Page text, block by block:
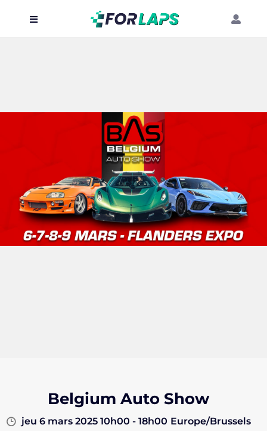
Belgium Auto Show
jeu 6 mars 2025 10h00 - 18h00 Europe/Brussels